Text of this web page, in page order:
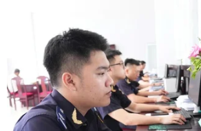
Thời tiết miền Bắc sẽ ảnh
hưởng ra sao khi bão số 3 Kujira đi
vào Biển Đông?
05/08/2026 04:56